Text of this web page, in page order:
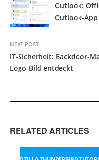
Outlook:
Outlook-
NEXT POST
IT-Sicherheit: Backdoor-
Logo-Bild entdeckt
RELATED ARTICLES